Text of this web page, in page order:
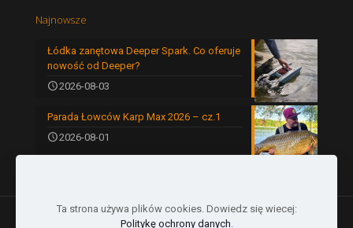
Najnowsze
Łódka zanętowa Deeper Spark. Co oferuje
nowość od Deeper?
2026-08-03
Parada Łowców Karp Max 2026 – cz.1
2026-08-01
Ta strona używa plików cookies. Dowiedz się wiecej:
Politykę ochrony danych.